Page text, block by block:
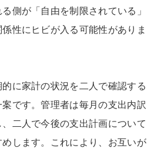
側が「自由を制限されている」
性にヒビが入る可能性がありま
に家計の状況を二人で確認する
です。管理者は毎月の支出内訳
二人で今後の支出計画について
します。これにより、お互いが